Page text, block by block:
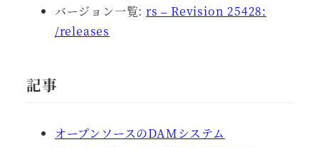
バージョン一覧: rs – Revision 25428:
/releases
記事
オープンソースのDAMシステム